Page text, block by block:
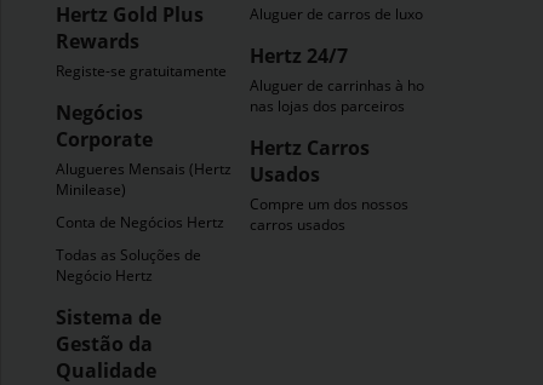
Hertz Gold Plus
Rewards
Registe-se gratuitamente
Negócios
Corporate
Alugueres Mensais (Hertz
Minilease)
Conta de Negócios Hertz
Todas as Soluções de
Negócio Hertz
Sistema de
Gestão da
Qualidade
Aluguer de carros de luxo
Hertz 24/7
Aluguer de carrinhas à hora
nas lojas dos parceiros
Hertz Carros
Usados
Compre um dos nossos
carros usados